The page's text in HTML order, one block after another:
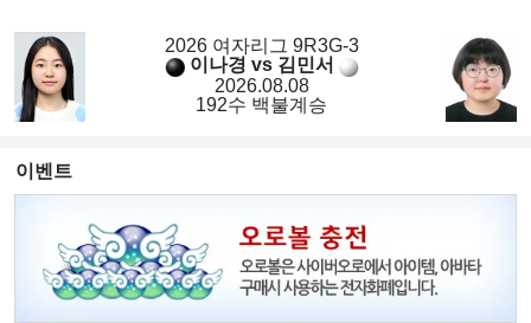
2026 여자리그 9R3G-3
이나경 vs 김민서
2026.08.08
192수 백불계승
이벤트